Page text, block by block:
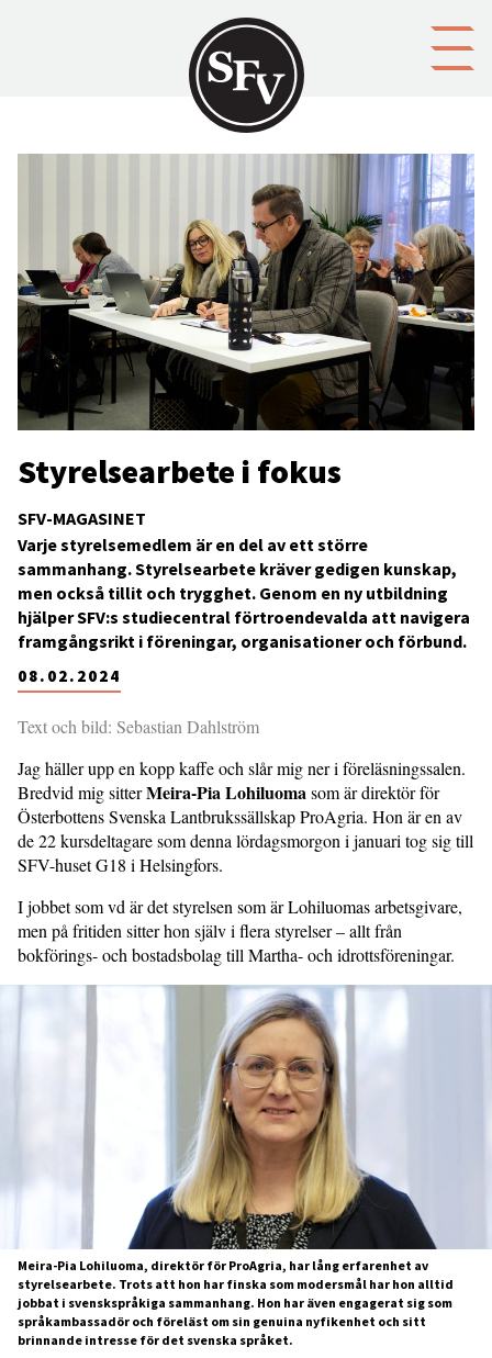
SFV-MAGASINET
Styrelsearbete i fokus
08.02.2024
Varje styrelsemedlem är en del av ett större
sammanhang. Styrelsearbete kräver gedigen kunskap,
men också tillit och trygghet. Genom en ny utbildning
hjälper SFV:s studiecentral förtroendevalda att navigera
framgångsrikt i föreningar, organisationer och förbund.
Text och bild: Sebastian Dahlström
Jag häller upp en kopp kaffe och slår mig ner i föreläsningssalen.
Bredvid mig sitterMeira-Pia Lohiluomasom är direktör för
Österbottens Svenska Lantbrukssällskap ProAgria. Hon är en av
de 22 kursdeltagare som denna lördagsmorgon i januari tog sig till
SFV-huset G18 i Helsingfors.
I jobbet som vd är det styrelsen som är Lohiluomas arbetsgivare,
men på fritiden sitter hon själv i flera styrelser – allt från
bokförings- och bostadsbolag till Martha- och idrottsföreningar.
Meira-Pia Lohiluoma, direktör för ProAgria, har lång erfarenhet av
styrelsearbete. Trots att hon har finska som modersmål har hon alltid
jobbat i svenskspråkiga sammanhang. Hon har även engagerat sig som
språkambassadör och föreläst om sin genuina nyfikenhet och sitt
brinnande intresse för det svenska språket.